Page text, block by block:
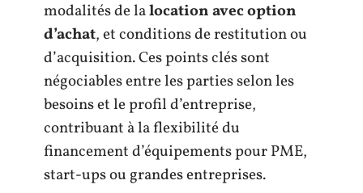
modalités de lalocation avec option
d’achat, et conditions de restitution ou
d’acquisition. Ces points clés sont
négociables entre les parties selon les
besoins et le profil d’entreprise,
contribuant à la flexibilité du
financement d’équipements pour PME,
start-ups ou grandes entreprises.